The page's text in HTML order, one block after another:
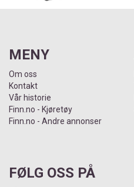
MENY
Om oss
Kontakt
Vår historie
Finn.no - Kjøretøy
Finn.no - Andre annonser
FØLG OSS PÅ